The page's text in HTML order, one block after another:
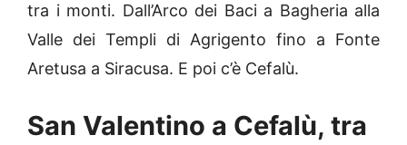
tra i monti. Dall’Arco dei Baci a Bagheria alla
Valle dei Templi di Agrigento fino a Fonte
Aretusa a Siracusa. E poi c’è Cefalù.
San Valentino a Cefalù, tra